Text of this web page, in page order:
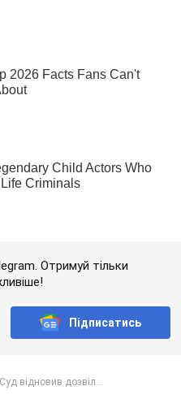
Отримуй тільки
Підписатись
Суд відновив дозвіл...